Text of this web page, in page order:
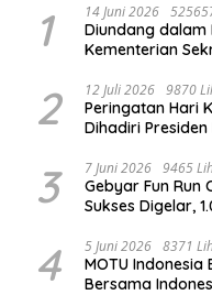
1 14 Juni 2026
Diundang dalam
Kementerian
Indonesia
2 12 Juli 2026 9870
Peringatan Hari
Dihadiri
3 7 Juni 2026 9465
Gebyar Fun Run
Sukses Digelar,
4 5 Juni 2026 8371
MOTU
Bersama